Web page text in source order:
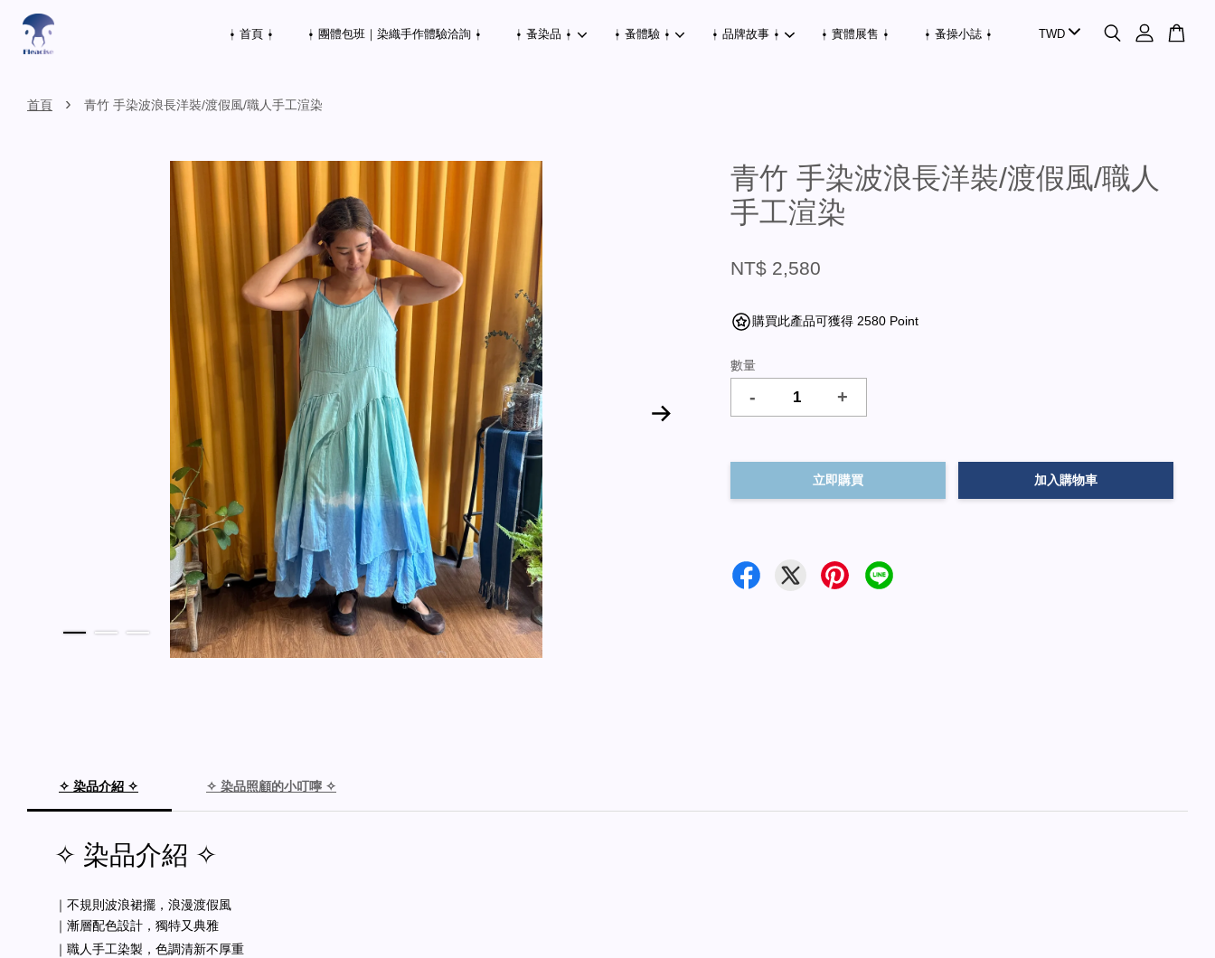
⍿ 首頁 ⍿ ⍿ 團體包班｜染織手作體驗洽詢 ⍿ ⍿ 蚤染品 ⍿ ⍿ 蚤體驗 ⍿ ⍿ 品牌故事 ⍿ ⍿ 實體展售 ⍿ ⍿ 蚤操小誌 ⍿
首頁 › 青竹 手染波浪長洋裝/渡假風/職人手工渲染
青竹 手染波浪長洋裝/渡假風/職人
手工渲染
NT$ 2,580
購買此產品可獲得 2580 Point
數量
- +
立即購買 加入購物車
✧ 染品介紹 ✧ ✧ 染品照顧的小叮嚀 ✧
✧ 染品介紹 ✧
｜不規則波浪裙擺，浪漫渡假風
｜漸層配色設計，獨特又典雅
｜職人手工染製，色調清新不厚重
您的購物車目前還是空的。